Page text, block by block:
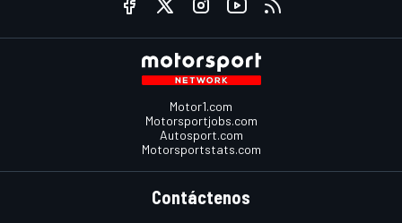
Motor1.com
Motorsportjobs.com
Autosport.com
Motorsportstats.com
Contáctenos